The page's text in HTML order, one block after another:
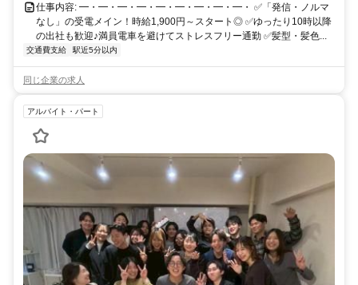
仕事内容: ━・━・━・━・━・━・━・━・━・ ✅「発信・ノルマ
なし」の受電メイン！時給1,900円～スタート◎ ✅ゆったり10時以降
の出社も歓迎♪満員電車を避けてストレスフリー通勤 ✅髪型・髪色...
交通費支給 駅近5分以内
同じ企業の求人
アルバイト・パート